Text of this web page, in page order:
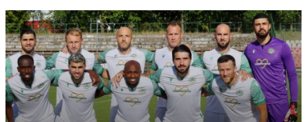
Πολωνία!pic.twitter.com/sAN4Hjjmql
— OMONOIA FC (@OMONOIAfootball)July 15, 2023